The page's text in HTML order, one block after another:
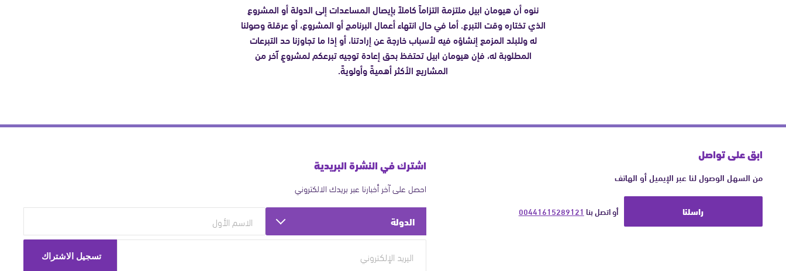
ننوه أن هيومان ابيل ملتزمة التزاماً كاملاً بإيصال المساعدات إلى الدولة أو المشروع
الذي تختاره وقت التبرع. أما في حال انتهاء أعمال البرنامج أو المشروع، أو عرقلة وصولنا
له وللبلد المزمع إنشاؤه فيه لأسباب خارجة عن إرادتنا، أو إذا ما تجاوزنا حد التبرعات
المطلوبة له، فإن هيومان ابيل تحتفظ بحق إعادة توجيه تبرعكم لمشروعٍ آخر من
المشاريع الأكثر أهميةً وأولويةً.
ابق على تواصل
من السهل الوصول لنا عبر الإيميل أو الهاتف
راسلنا أو اتصل بنا 00441615289121
اشترك في النشرة البريدية
احصل على آخر أخبارنا عبر بريدك الالكتروني
الدولة